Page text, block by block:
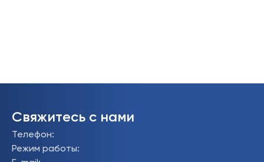
Свяжитесь с нами
Телефон:
Режим работы: